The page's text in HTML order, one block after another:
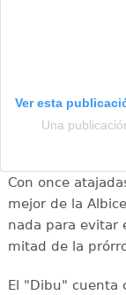
Ver esta
Una
Con once
mejor de la
nada para evitar
mitad de la
El "Dibu" cuenta